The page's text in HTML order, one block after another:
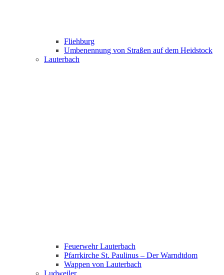
Fliehburg
Umbenennung von Straßen auf dem Heidstock
Lauterbach
Feuerwehr Lauterbach
Pfarrkirche St. Paulinus – Der Warndtdom
Wappen von Lauterbach